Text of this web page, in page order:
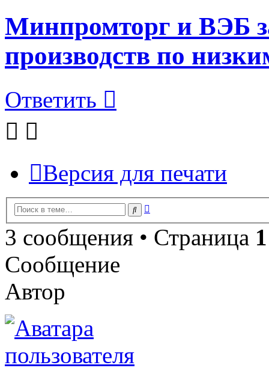
Минпромторг и ВЭБ
производств по
Ответить
Версия для печати
Поиск
3 сообщения • Страница 1
Сообщение
Автор